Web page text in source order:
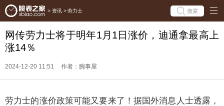
> 资讯 > 劳力士 搜索
网传劳力士将于明年1月1日涨价，迪通拿最高上
涨14％
2024-12-20 11:51 作者：腕事屋
劳力士的涨价政策可能又要来了！据国外消息人士透露，